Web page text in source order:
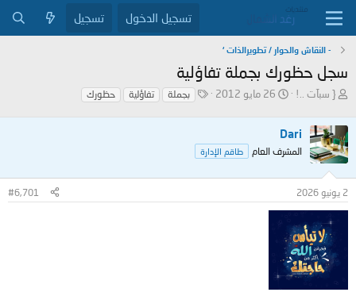
تسجيل الدخول تسجيل
- النقاش والحوار / تطويرالذات ‘
سجل حظورك بجملة تفاؤلية
ب
د
ئ
ا
ل
م
و
و
ع
{ سبآت ..!
ت
ر
خ
ل
26 مايو 2012
ا
و
بجملة تفاؤلية حظورك
Dari
المشرف العام طاقم الإدارة
2 يونيو 2026 #6,701